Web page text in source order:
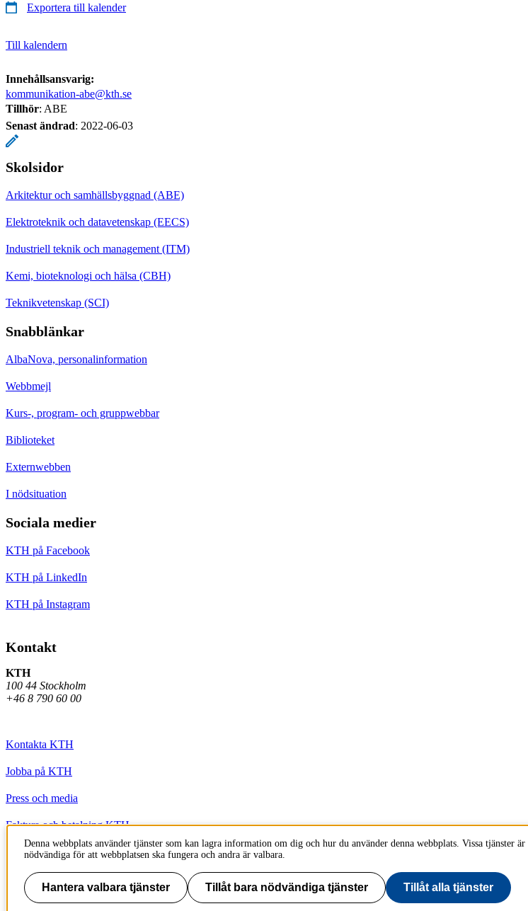
Exportera till kalender
Till kalendern
Innehållsansvarig:
kommunikation-abe@kth.se
Tillhör: ABE
Senast ändrad: 2022-06-03
Skolsidor
Arkitektur och samhällsbyggnad (ABE)
Elektroteknik och datavetenskap (EECS)
Industriell teknik och management (ITM)
Kemi, bioteknologi och hälsa (CBH)
Teknikvetenskap (SCI)
Snabblänkar
AlbaNova, personalinformation
Webbmejl
Kurs-, program- och gruppwebbar
Biblioteket
Externwebben
I nödsituation
Sociala medier
KTH på Facebook
KTH på LinkedIn
KTH på Instagram
Kontakt
KTH
100 44 Stockholm
+46 8 790 60 00
Kontakta KTH
Jobba på KTH
Press och media
Faktura och betalning KTH
Om KTH:s webbplatser
Tillgänglighetsredogörelse
Denna webbplats använder tjänster som kan lagra information om dig och hur du använder denna webbplats. Vissa tjänster är
nödvändiga för att webbplatsen ska fungera och andra är valbara.
Hantera valbara tjänster Tillåt bara nödvändiga tjänster Tillåt alla tjänster